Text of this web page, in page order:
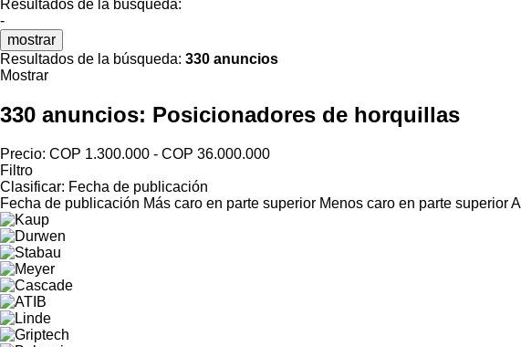
Resultados de la búsqueda:
-
mostrar
Resultados de la búsqueda: 330 anuncios
Mostrar
330 anuncios: Posicionadores de horquillas
Precio: COP 1.300.000 - COP 36.000.000
Filtro
Clasificar: Fecha de publicación
Fecha de publicación Más caro en parte superior Menos caro en parte superior